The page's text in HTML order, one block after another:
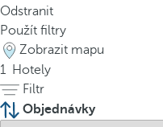
Odstranit
Použít filtry
Zobrazit mapu
1 Hotely
Filtr
Objednávky